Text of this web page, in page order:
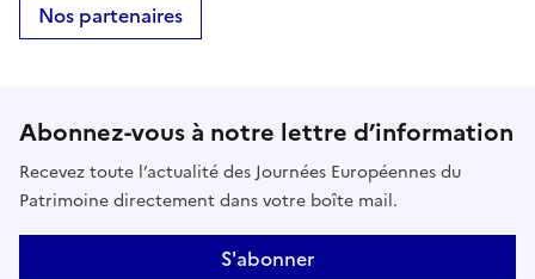
Nos partenaires
Abonnez-vous à notre lettre d’information
Recevez toute l’actualité des Journées Européennes du
Patrimoine directement dans votre boîte mail.
S'abonner